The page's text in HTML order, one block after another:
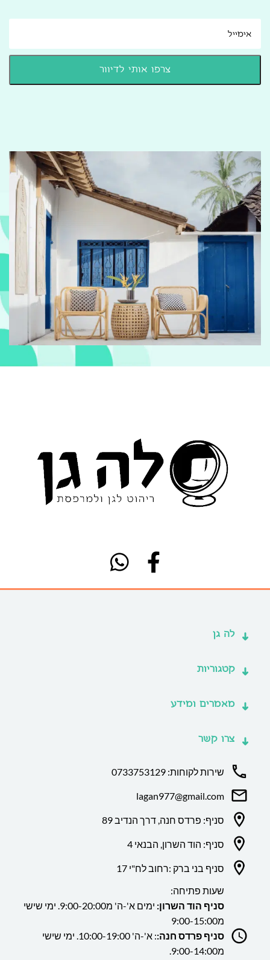
לה גן
קטגוריות
מאמרים ומידע
צרו קשר
שירות לקוחות: 0733753129
lagan977@gmail.com
סניף: פרדס חנה, דרך הנדיב 89
סניף: הוד השרון, הבנאי 4
סניף בני ברק :רחוב לח"י 17
שעות פתיחה:
סניף הוד השרון:
ימים א'-ה' מ9:00-20:00. ימי שישי
מ9:00-15:00
סניף פרדס חנה:
: א'-ה' 10:00-19:00. ימי שישי
מ9:00-14:00.